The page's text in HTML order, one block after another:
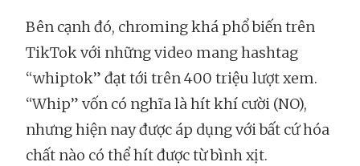
Bên cạnh đó, chroming khá phổ biến trên
TikTok với những video mang hashtag
“whiptok” đạt tới trên 400 triệu lượt xem.
“Whip” vốn có nghĩa là hít khí cười (NO),
nhưng hiện nay được áp dụng với bất cứ hóa
chất nào có thể hít được từ bình xịt.